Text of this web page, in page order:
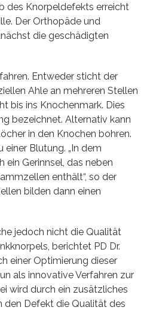
des Knorpeldefekts erreicht
Der Orthopäde und
die geschädigten
Entweder sticht der
Ahle an mehreren Stellen
bis ins Knochenmark. Dies
bezeichnet. Alternativ kann
in den Knochen bohren.
Blutung. „In dem
Gerinnsel, das neben
enthält“, so der
bilden dann einen
jedoch nicht die Qualität
berichtet PD Dr.
einer Optimierung dieser
als innovative Verfahren zur
wird durch ein zusätzliches
den Defekt die Qualität des